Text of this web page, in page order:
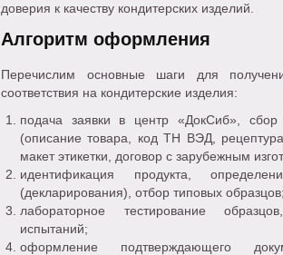
доверия к качеству кондитерских изделий.
Алгоритм оформления
Перечислим основные шаги для
соответствия на кондитерские изделия:
подача заявки в центр «ДокСиб»,
(описание товара, код ТН ВЭД,
макет этикетки, договор с зарубежным
идентификация продукта,
(декларирования), отбор типовых образцов;
лабораторное тестирование
испытаний;
оформление подтверждающего